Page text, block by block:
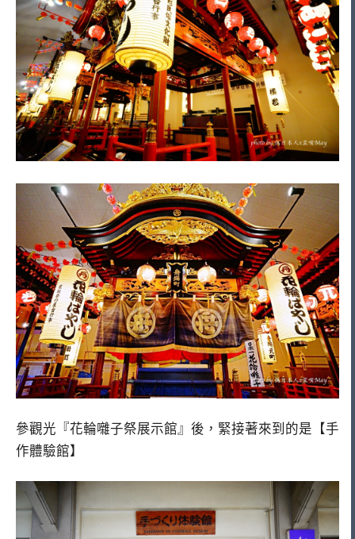
參觀光『花輪囃子祭展示館』後，緊接著來到的是【手
作體驗館】